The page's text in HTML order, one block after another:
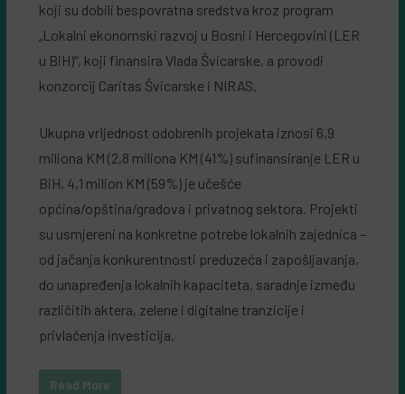
koji su dobili bespovratna sredstva kroz program
„Lokalni ekonomski razvoj u Bosni i Hercegovini (LER
u BiH)“, koji finansira Vlada Švicarske, a provodi
konzorcij Caritas Švicarske i NIRAS.
Ukupna vrijednost odobrenih projekata iznosi 6,9
miliona KM (2,8 miliona KM (41%) sufinansiranje LER u
BiH, 4,1 milion KM (59%) je učešće
općina/opština/gradova i privatnog sektora. Projekti
su usmjereni na konkretne potrebe lokalnih zajednica –
od jačanja konkurentnosti preduzeća i zapošljavanja,
do unapređenja lokalnih kapaciteta, saradnje između
različitih aktera, zelene i digitalne tranzicije i
privlačenja investicija.
Read More